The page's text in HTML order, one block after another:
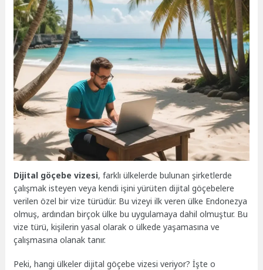
Dijital göçebe vizesi, farklı ülkelerde bulunan şirketlerde
çalışmak isteyen veya kendi işini yürüten dijital göçebelere
verilen özel bir vize türüdür. Bu vizeyi ilk veren ülke Endonezya
olmuş, ardından birçok ülke bu uygulamaya dahil olmuştur. Bu
vize türü, kişilerin yasal olarak o ülkede yaşamasına ve
çalışmasına olanak tanır.
Peki, hangi ülkeler dijital göçebe vizesi veriyor? İşte o